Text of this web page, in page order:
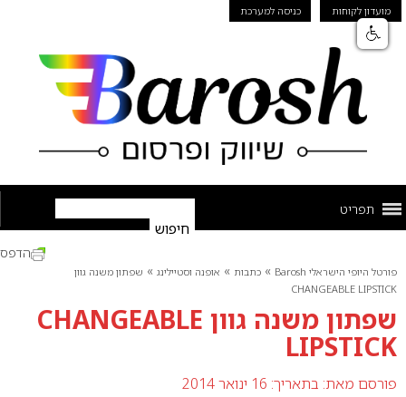
מועדון לקוחות כניסה למערכת
תפריט
פורטל היופי הישראלי Barosh » כתבות » אופנה וסטיילינג » שפתון משנה גוון
CHANGEABLE LIPSTICK
שפתון משנה גוון CHANGEABLE
LIPSTICK
פורסם מאת: בתאריך: 16 ינואר 2014
הדפס